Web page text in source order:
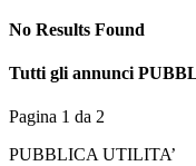
No Results Found
Tutti gli annunci
Pagina 1 da 2
PUBBLICA UTILITA’